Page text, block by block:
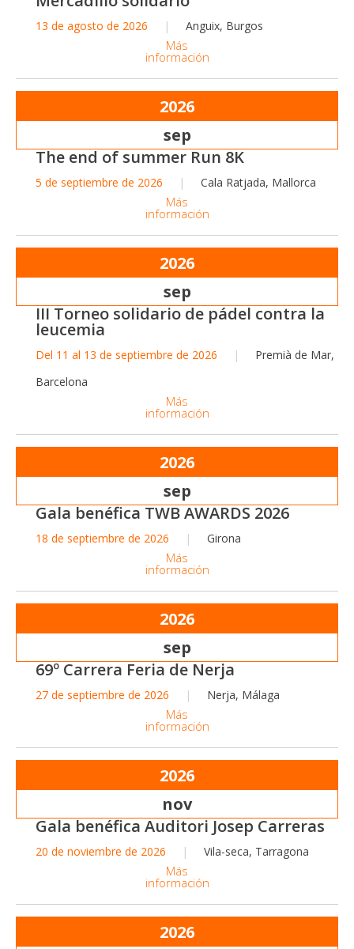
13 de agosto de 2026 Anguix, Burgos
Más
información
2026
sep
The end of summer Run 8K
5 de septiembre de 2026 Cala Ratjada, Mallorca
Más
información
2026
sep
III Torneo solidario de pádel contra la
leucemia
Del 11 al 13 de septiembre de 2026
Premià de Mar,
Barcelona
Más
información
2026
sep
Gala benéfica TWB AWARDS 2026
18 de septiembre de 2026 Girona
Más
información
2026
sep
69º Carrera Feria de Nerja
27 de septiembre de 2026 Nerja, Málaga
Más
información
2026
nov
Gala benéfica Auditori Josep Carreras
20 de noviembre de 2026 Vila-seca, Tarragona
Más
información
2026